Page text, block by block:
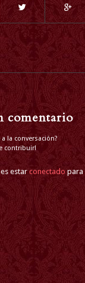
comentario
la conversación?
contribuir!
estarconectado para